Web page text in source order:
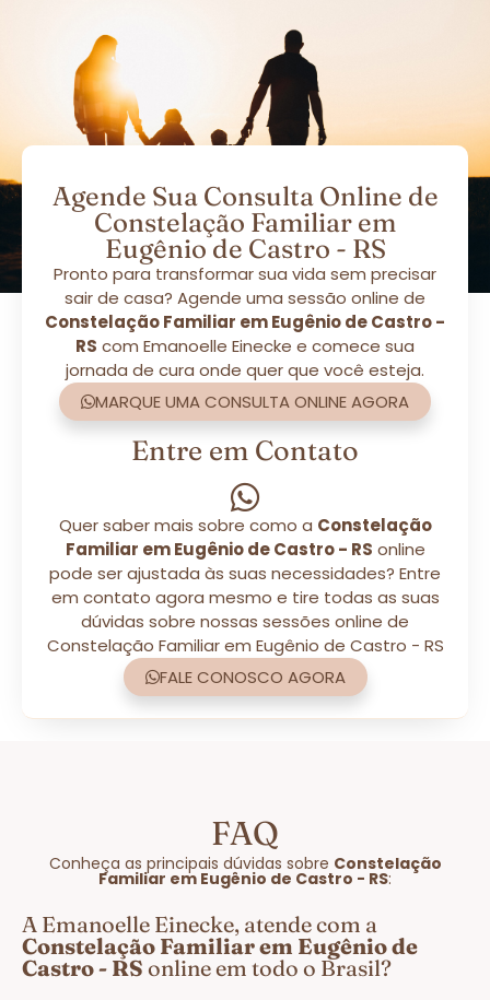
Agende Sua Consulta Online de
Constelação Familiar em
Eugênio de Castro - RS
Pronto para transformar sua vida sem precisar
sair de casa? Agende uma sessão online de
Constelação Familiar em Eugênio de Castro -
RS com Emanoelle Einecke e comece sua
jornada de cura onde quer que você esteja.
MARQUE UMA CONSULTA ONLINE AGORA
Entre em Contato
Quer saber mais sobre como a Constelação
Familiar em Eugênio de Castro - RS online
pode ser ajustada às suas necessidades? Entre
em contato agora mesmo e tire todas as suas
dúvidas sobre nossas sessões online de
Constelação Familiar em Eugênio de Castro - RS
FALE CONOSCO AGORA
FAQ
Conheça as principais dúvidas sobre Constelação
Familiar em Eugênio de Castro - RS:
A Emanoelle Einecke, atende com a
Constelação Familiar em Eugênio de
Castro - RS online em todo o Brasil?